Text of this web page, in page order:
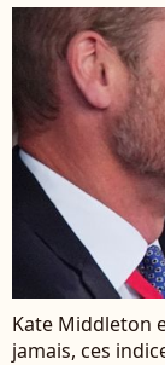
Kate Middleton
jamais, ces